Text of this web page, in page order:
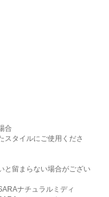
合
スタイルにご使用くださ
と留まらない場合がござい
ナチュラルミディ